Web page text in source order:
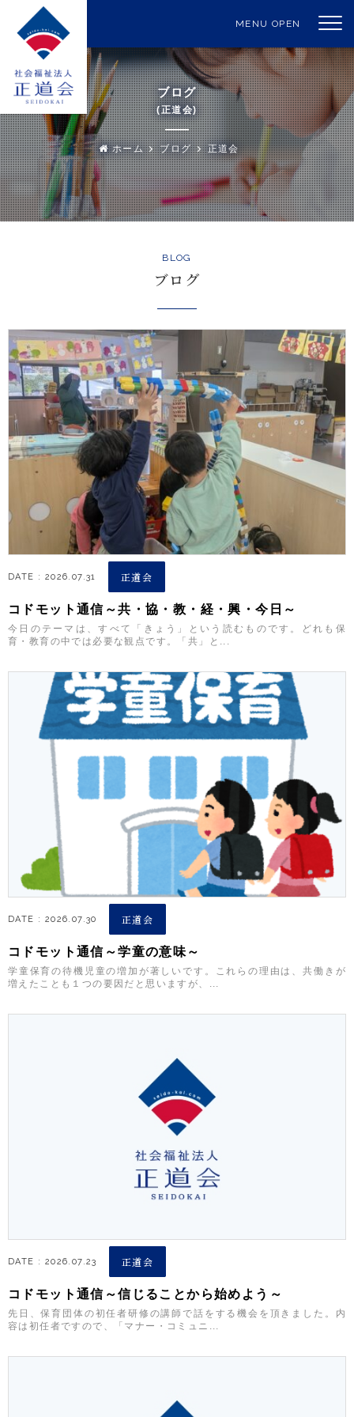
MENU OPEN
ブログ
(正道会)
ホーム ブログ 正道会
BLOG
ブログ
DATE : 2026.07.31 正道会
コドモット通信～共・協・教・経・興・今日～
今日のテーマは、すべて「きょう」という読むものです。どれも保
育・教育の中では必要な観点です。「共」と...
DATE : 2026.07.30 正道会
コドモット通信～学童の意味～
学童保育の待機児童の増加が著しいです。これらの理由は、共働きが
増えたことも１つの要因だと思いますが、...
DATE : 2026.07.23 正道会
コドモット通信～信じることから始めよう～
先日、保育団体の初任者研修の講師で話をする機会を頂きました。内
容は初任者ですので、「マナー・コミュニ...